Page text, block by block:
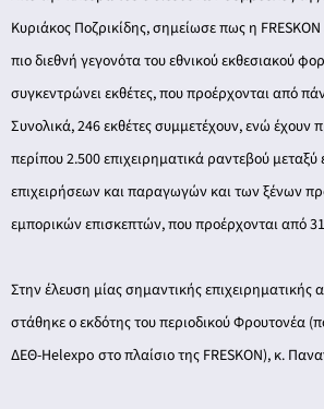
Κυριάκος Ποζρικίδης, σημείωσε πως η
πιο διεθνή γεγονότα του εθνικού εκθεσιακού
συγκεντρώνει εκθέτες, που προέρχονται από
Συνολικά, 246 εκθέτες συμμετέχουν, ενώ έχουν
περίπου 2.500 επιχειρηματικά ραντεβού
επιχειρήσεων και παραγωγών και των ξένων
εμπορικών επισκεπτών, που προέρχονται από
Στην έλευση μίας σημαντικής επιχειρηματικής
στάθηκε ο εκδότης του περιοδικού Φρουτονέα
ΔΕΘ-Helexpo στο πλαίσιο της FRESKON), κ.